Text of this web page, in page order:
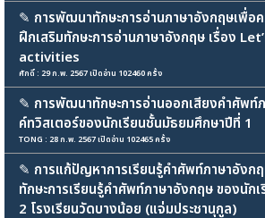
✎ การพัฒนาทักษะการอ่านภาษาอังกฤษเพื่อค
ฝึกเสริมทักษะการอ่านภาษาอังกฤษ เรื่อง
activities
ศักดิ์ : 29 ก.พ. 2567 เปิดอ่าน 102460 ครั้ง
✎ การพัฒนาทักษะการอ่านออกเสียงคำศัพท์
ค์ทวิสเตอร์ของนักเรียนชั้นมัธยมศึกษาปีที่ 1
TONG : 28 ก.พ. 2567 เปิดอ่าน 102465 ครั้ง
✎ การแก้ปัญหาการเรียนรู้คำศัพท์ภาษาอังก
ทักษะการเรียนรู้คำศัพท์ภาษาอังกฤษ ของนัก
2 โรงเรียนวัดบางน้อย (แจ่มประชานุกูล)